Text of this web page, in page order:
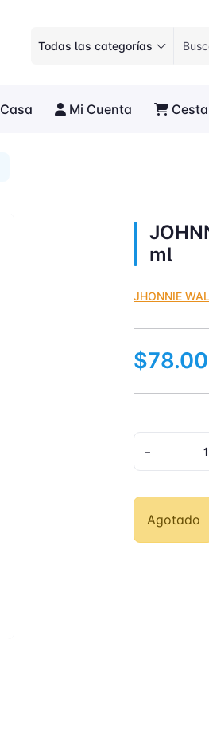
Todas las categorías
Mi Cuenta Cesta
ml
JHONNIE
−
Agotado